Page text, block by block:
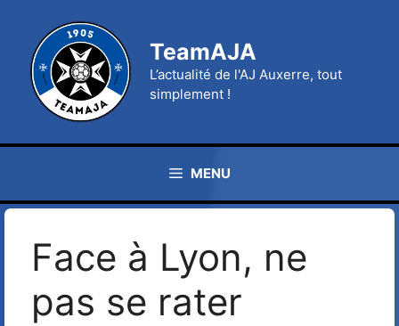
contenu
TeamAJA
L’actualité de l'AJ Auxerre, tout
simplement !
MENU
Face à Lyon, ne
pas se rater